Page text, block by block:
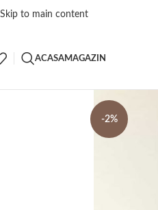
Skip to main content
ACASAMAGAZIN
-2%